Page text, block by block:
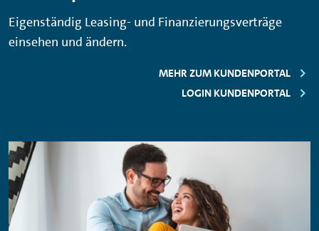
sich für eine Fahrzeug-Finanzierung
oder Leasing zu fairen Konditionen?
Entdecken Sie jetzt die aktuellen Auto-
Angebote unserer Konzernmarken.
Eigenständig Leasing- und Finanzierungsverträge
einsehen und ändern.
MEHR ZUM KUNDENPORTAL
LOGIN KUNDENPORTAL